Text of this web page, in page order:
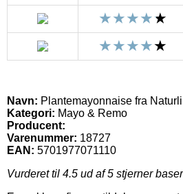
Navn: Plantemayonnaise fra
Kategori: Mayo & Remo
Producent:
Varenummer: 18727
EAN: 5701977071110
Vurderet til 4.5 ud af 5 stjerner